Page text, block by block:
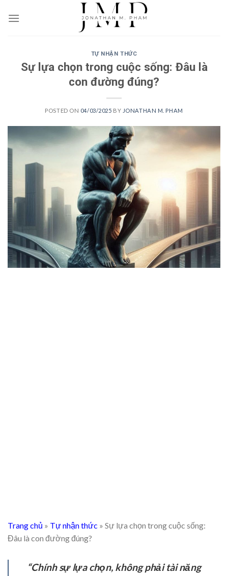
TỰ NHẬN THỨC
Sự lựa chọn trong cuộc sống: Đâu là
con đường đúng?
POSTED ON 04/03/2025 BY JONATHAN M. PHAM
Trang chủ » Tự nhận thức » Sự lựa chọn trong cuộc sống:
Đâu là con đường đúng?
“Chính sự lựa chọn, không phải tài năng